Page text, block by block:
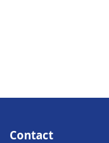
Contact